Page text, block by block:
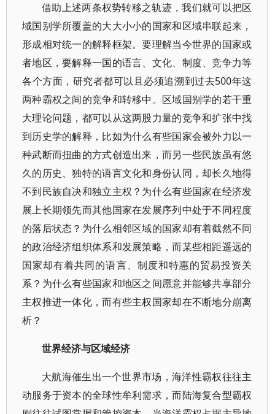
借助上述两条权势转移之轨迹，我们就可以把区
域国别学所覆盖的大大小小的国家和区域串联起来，
形成相对统一的解释框架。要理解当今世界的国家或
者地区，要解释一国的语言、文化、制度、竞争力等
各个方面，研究者都可以且必须追溯到过去500年这
两种霸权之间的竞争和转移中。区域国别学的若干重
大理论问题，都可以从这两股力量的竞争和扩张中找
到历史学的解释，比如为什么有些国家会被外力以一
种武断而扭曲的方式创造出来，而另一些民族虽有悠
久的历史、独特的语言文化和身份认同，却长久地得
不到民族自决和独立主权？为什么有些国家在经济发
展上长期领先而其他国家在发展序列中处于不同程度
的落后状态？为什么相邻区域的国家却有着截然不同
的政治经济组织体系和发展策略，而某些相距遥远的
国家却有着共同的语言、制度和特惠的贸易投资关
系？为什么有些国家和地区之间愿意并能够共享部分
主权推进一体化，而有些主权国家却在不断地分崩离
析？
世界经济与区域经济
大航海催生出一个世界市场，海洋性霸权往往主
动服务于资本的全球性牟利需求，而陆海复合型霸权